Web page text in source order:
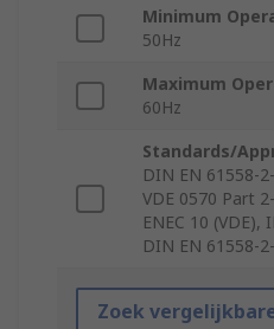
Minimum
50Hz
Maximum
60Hz
Standards/
DIN EN 61558-
VDE 0570 Part
ENEC 10 (VDE),
DIN EN 61558-
Zoek